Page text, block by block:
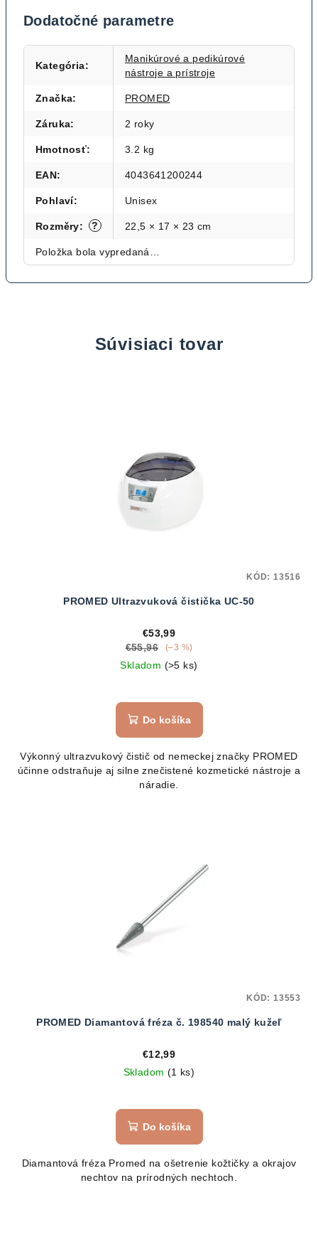
Dodatočné parametre
Kategória:
Manikúrové a pedikúrové
nástroje a prístroje
Značka: PROMED
Záruka: 2 roky
Hmotnosť: 3.2 kg
EAN: 4043641200244
Pohlaví: Unisex
?
Rozměry: 22,5 × 17 × 23 cm
Položka bola vypredaná…
Súvisiaci tovar
PROMED Ultrazvuková čistička UC-50
€53,99
€55,96
(–3 %)
Skladom (>5 ks)
Do košíka
Výkonný ultrazvukový čistič od nemeckej značky PROMED
účinne odstraňuje aj silne znečistené kozmetické nástroje a
náradie.
KÓD: 13516
PROMED Diamantová fréza č. 198540 malý kužeľ
€12,99
Skladom (1 ks)
Do košíka
Diamantová fréza Promed na ošetrenie kožtičky a okrajov
nechtov na prírodných nechtoch.
KÓD: 13553